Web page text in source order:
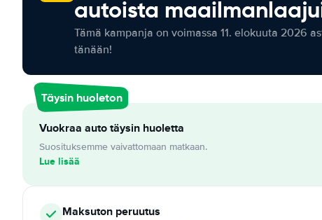
autoista
Tämä kampanja on voimassa 11. elokuuta 2026
tänään!
Täysin huoleton
Vuokraa auto täysin huoletta
Suosituksemme vaivattomaan matkaan.
Lue lisää
Maksuton peruutus